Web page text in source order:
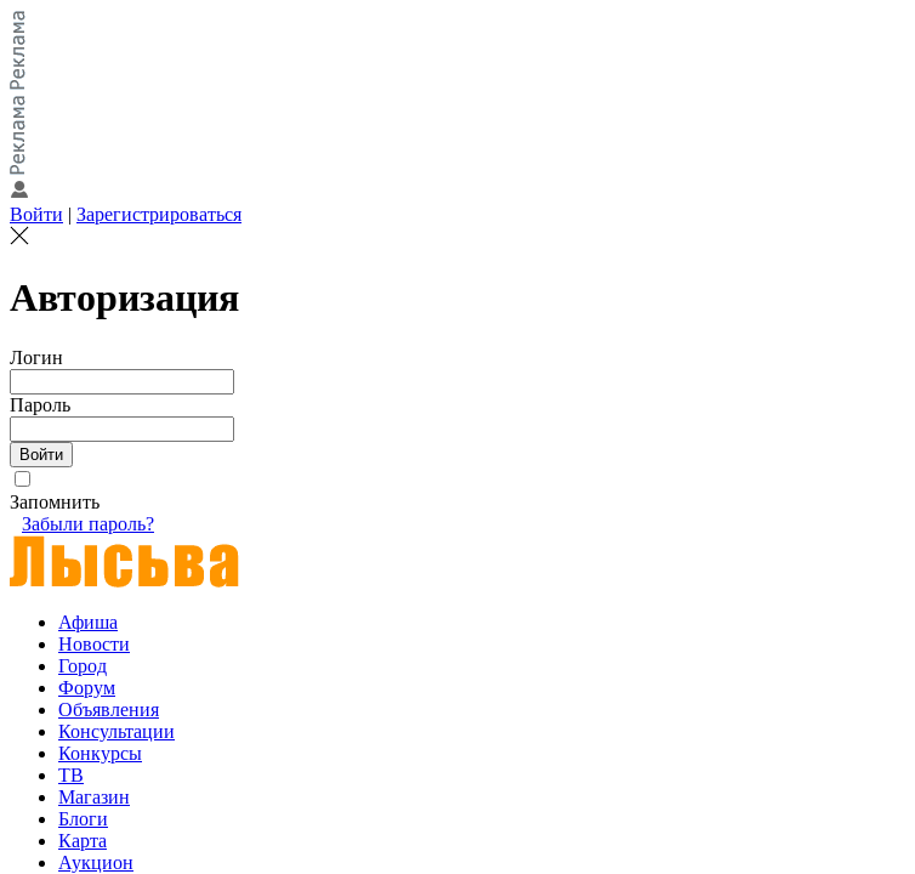
Войти | Зарегистрироваться
Авторизация
Логин
Пароль
Запомнить
Забыли пароль?
Афиша
Новости
Город
Форум
Объявления
Консультации
Конкурсы
ТВ
Магазин
Блоги
Карта
Аукцион